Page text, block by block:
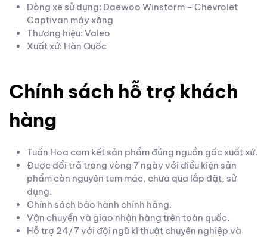
Dòng xe sử dụng: Daewoo Winstorm – Chevrolet
Captivan máy xăng
Thương hiệu: Valeo
Xuất xứ: Hàn Quốc
Chính sách hỗ trợ khách
hàng
Tuấn Hoa cam kết sản phẩm đúng nguồn gốc xuất xứ.
Được đổi trả trong vòng 7 ngày với điều kiện sản
phẩm còn nguyên tem mác, chưa qua lắp đặt, sử
dụng.
Chính sách bảo hành chính hãng.
Vận chuyển và giao nhận hàng trên toàn quốc.
Hỗ trợ 24/7 với đội ngũ kĩ thuật chuyên nghiệp và